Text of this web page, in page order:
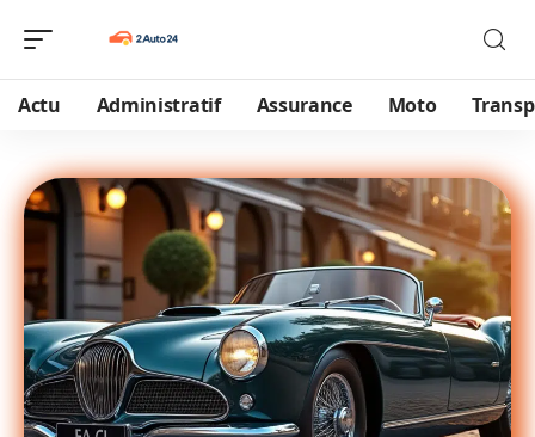
Actu Administratif Assurance Moto